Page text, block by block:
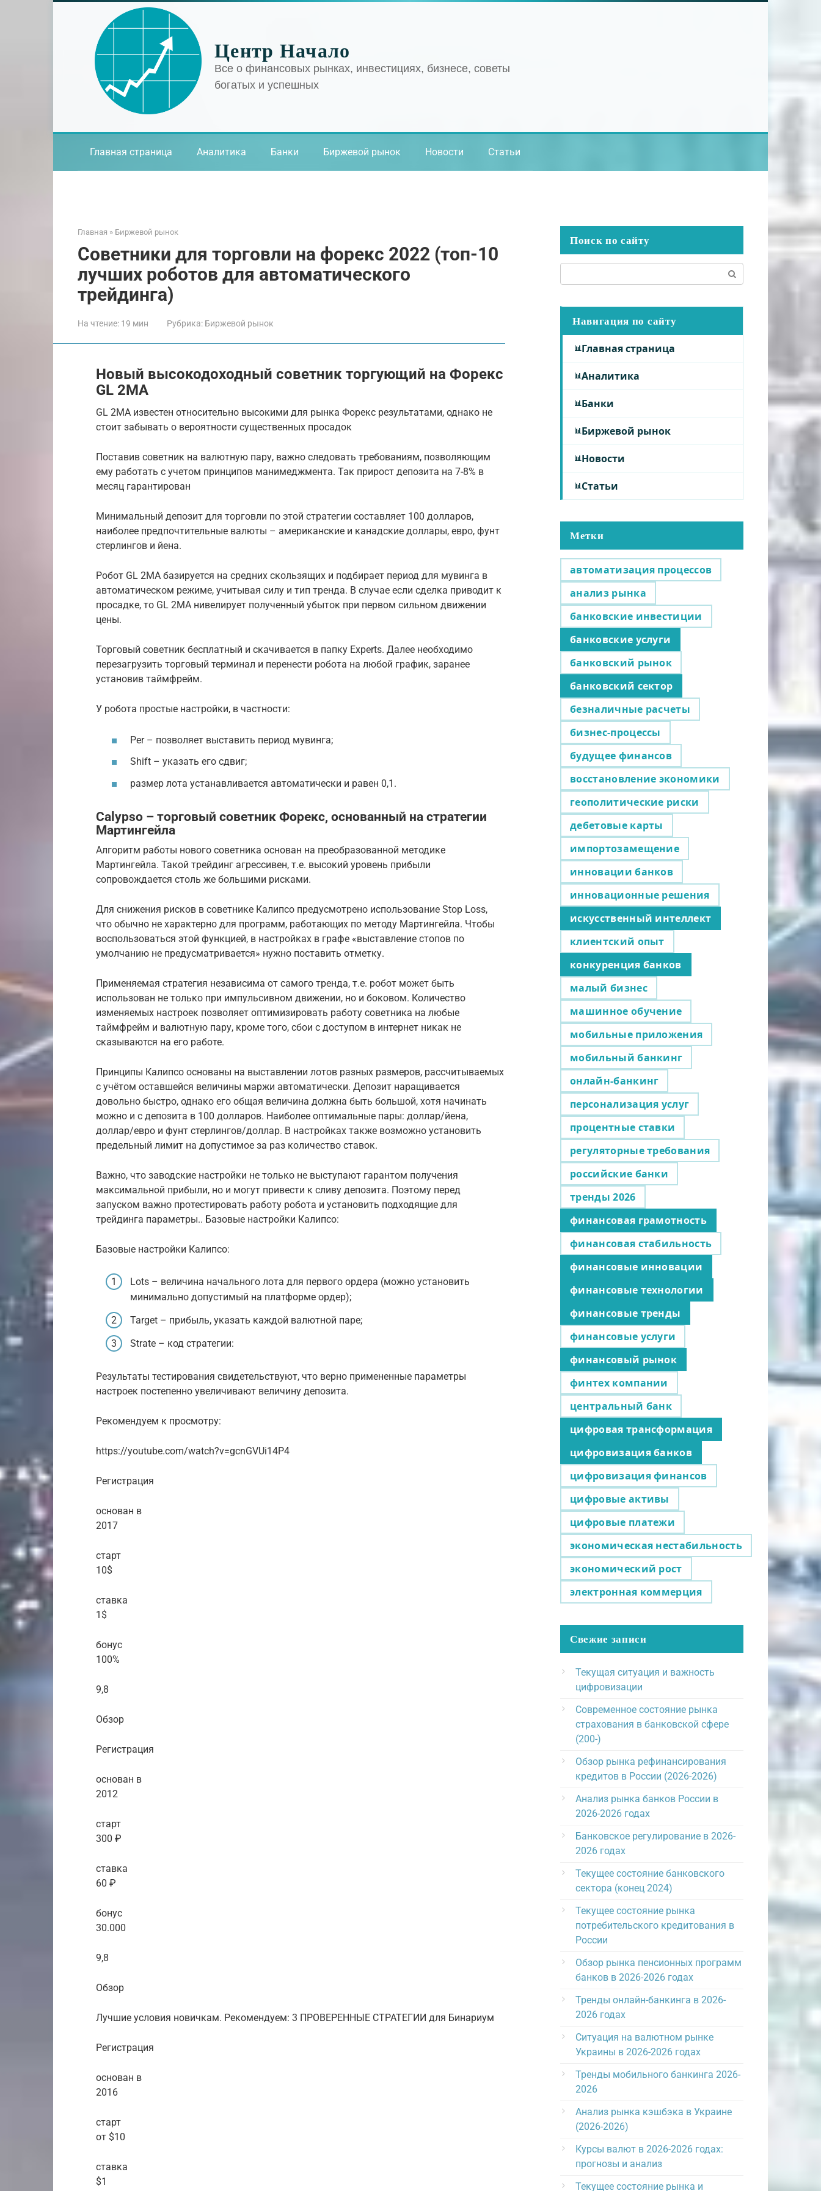
Центр Начало
Все о финансовых рынках, инвестициях, бизнесе, советы
богатых и успешных
Главная страница Аналитика Банки Биржевой рынок Новости Статьи
Главная » Биржевой рынок
Советники для торговли на форекс 2022 (топ-10
лучших роботов для автоматического
трейдинга)
На чтение: 19 мин Рубрика: Биржевой рынок
Новый высокодоходный советник торгующий на Форекс
GL 2MA
GL 2MA известен относительно высокими для рынка Форекс результатами, однако не
стоит забывать о вероятности существенных просадок
Поставив советник на валютную пару, важно следовать требованиям, позволяющим
ему работать с учетом принципов манимеджмента. Так прирост депозита на 7-8% в
месяц гарантирован
Минимальный депозит для торговли по этой стратегии составляет 100 долларов,
наиболее предпочтительные валюты – американские и канадские доллары, евро, фунт
стерлингов и йена.
Робот GL 2MA базируется на средних скользящих и подбирает период для мувинга в
автоматическом режиме, учитывая силу и тип тренда. В случае если сделка приводит к
просадке, то GL 2MA нивелирует полученный убыток при первом сильном движении
цены.
Торговый советник бесплатный и скачивается в папку Experts. Далее необходимо
перезагрузить торговый терминал и перенести робота на любой график, заранее
установив таймфрейм.
У робота простые настройки, в частности:
Per – позволяет выставить период мувинга;
Shift – указать его сдвиг;
размер лота устанавливается автоматически и равен 0,1.
Calypso – торговый советник Форекс, основанный на стратегии
Мартингейла
Алгоритм работы нового советника основан на преобразованной методике
Мартингейла. Такой трейдинг агрессивен, т.е. высокий уровень прибыли
сопровождается столь же большими рисками.
Для снижения рисков в советнике Калипсо предусмотрено использование Stop Loss,
что обычно не характерно для программ, работающих по методу Мартингейла. Чтобы
воспользоваться этой функцией, в настройках в графе «выставление стопов по
умолчанию не предусматривается» нужно поставить отметку.
Применяемая стратегия независима от самого тренда, т.е. робот может быть
использован не только при импульсивном движении, но и боковом. Количество
изменяемых настроек позволяет оптимизировать работу советника на любые
таймфрейм и валютную пару, кроме того, сбои с доступом в интернет никак не
сказываются на его работе.
Принципы Калипсо основаны на выставлении лотов разных размеров, рассчитываемых
с учётом оставшейся величины маржи автоматически. Депозит наращивается
довольно быстро, однако его общая величина должна быть большой, хотя начинать
можно и с депозита в 100 долларов. Наиболее оптимальные пары: доллар/йена,
доллар/евро и фунт стерлингов/доллар. В настройках также возможно установить
предельный лимит на допустимое за раз количество ставок.
Важно, что заводские настройки не только не выступают гарантом получения
максимальной прибыли, но и могут привести к сливу депозита. Поэтому перед
запуском важно протестировать работу робота и установить подходящие для
трейдинга параметры.. Базовые настройки Калипсо:
Базовые настройки Калипсо:
Lots – величина начального лота для первого ордера (можно установить
минимально допустимый на платформе ордер);
Target – прибыль, указать каждой валютной паре;
Strate – код стратегии:
Результаты тестирования свидетельствуют, что верно примененные параметры
настроек постепенно увеличивают величину депозита.
Рекомендуем к просмотру:
https://youtube.com/watch?v=gcnGVUi14P4
Регистрация
основан в
2017
старт
10$
ставка
1$
бонус
100%
9,8
Обзор
Регистрация
основан в
2012
старт
300 ₽
ставка
60 ₽
бонус
30.000
9,8
Обзор
Лучшие условия новичкам. Рекомендуем: 3 ПРОВЕРЕННЫЕ СТРАТЕГИИ для Бинариум
Регистрация
основан в
2016
старт
от $10
ставка
$1
Поиск по сайту
Навигация по сайту
Главная страница
Аналитика
Банки
Биржевой рынок
Новости
Статьи
Метки
автоматизация процессов
анализ рынка
банковские инвестиции
банковские услуги
банковский рынок
банковский сектор
безналичные расчеты
бизнес-процессы
будущее финансов
восстановление экономики
геополитические риски
дебетовые карты
импортозамещение
инновации банков
инновационные решения
искусственный интеллект
клиентский опыт
конкуренция банков
малый бизнес
машинное обучение
мобильные приложения
мобильный банкинг
онлайн-банкинг
персонализация услуг
процентные ставки
регуляторные требования
российские банки
тренды 2026
финансовая грамотность
финансовая стабильность
финансовые инновации
финансовые технологии
финансовые тренды
финансовые услуги
финансовый рынок
финтех компании
центральный банк
цифровая трансформация
цифровизация банков
цифровизация финансов
цифровые активы
цифровые платежи
экономическая нестабильность
экономический рост
электронная коммерция
Свежие записи
Текущая ситуация и важность
цифровизации
Современное состояние рынка
страхования в банковской сфере
(200-)
Обзор рынка рефинансирования
кредитов в России (2026-2026)
Анализ рынка банков России в
2026-2026 годах
Банковское регулирование в 2026-
2026 годах
Текущее состояние банковского
сектора (конец 2024)
Текущее состояние рынка
потребительского кредитования в
России
Обзор рынка пенсионных программ
банков в 2026-2026 годах
Тренды онлайн-банкинга в 2026-
2026 годах
Ситуация на валютном рынке
Украины в 2026-2026 годах
Тренды мобильного банкинга 2026-
2026
Анализ рынка кэшбэка в Украине
(2026-2026)
Курсы валют в 2026-2026 годах:
прогнозы и анализ
Текущее состояние рынка и